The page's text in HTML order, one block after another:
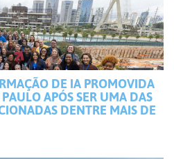
DE IA PROMOVIDA
APÓS SER UMA DAS
DENTRE MAIS DE